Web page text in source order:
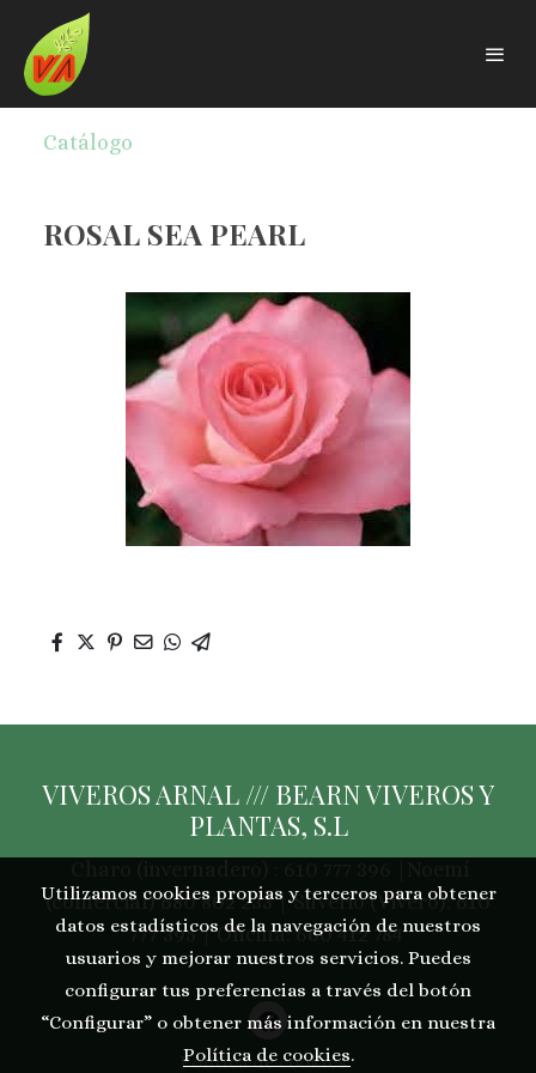
Catálogo
ROSAL SEA PEARL
VIVEROS ARNAL /// BEARN VIVEROS Y
PLANTAS, S.L
(comercial) 680 802 233 | Silverio (Vivero): 610
777 395 | Oficina: 660 412 784
Política de cookies
Utilizamos cookies propias y terceros para obtener
datos estadísticos de la navegación de nuestros
usuarios y mejorar nuestros servicios. Puedes
configurar tus preferencias a través del botón
“Configurar” o obtener más información en nuestra
Política de cookies.